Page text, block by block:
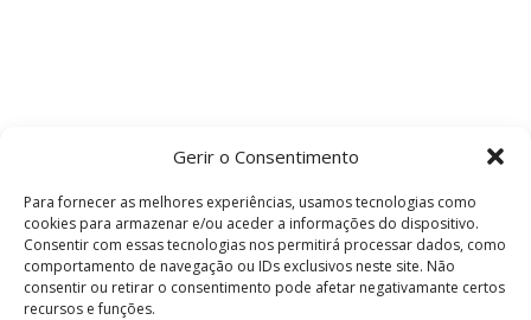
Gerir o Consentimento
Para fornecer as melhores experiências, usamos tecnologias como
cookies para armazenar e/ou aceder a informações do dispositivo.
Consentir com essas tecnologias nos permitirá processar dados, como
comportamento de navegação ou IDs exclusivos neste site. Não
consentir ou retirar o consentimento pode afetar negativamante certos
recursos e funções.